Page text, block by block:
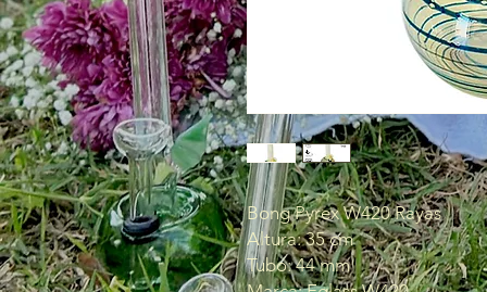
Bong Pyrex W420 Rayas
Altura: 35 cm
Tubo: 44 mm